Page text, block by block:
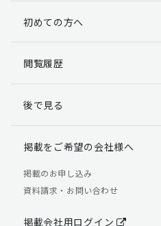
らかじめご了承ください。
個人情報の開示請求につ
る権利があります。
「個人情報の取り扱いについ
【お問合せ先】 個人情
TEL：03-5411-7891（平日
初めての方へ
閲覧履歴
後で見る
掲載をご希望の会社様へ
掲載のお申し込み
資料請求・お問い合わせ
掲載会社用ログイン